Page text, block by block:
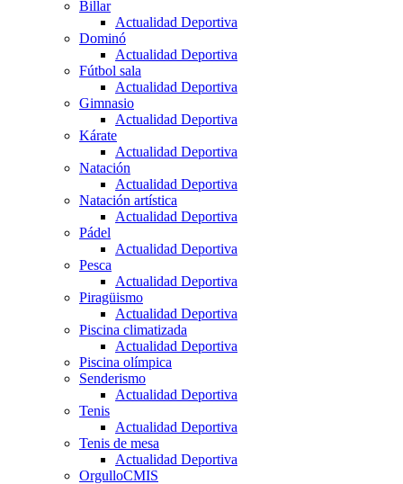
Billar
Actualidad Deportiva
Dominó
Actualidad Deportiva
Fútbol sala
Actualidad Deportiva
Gimnasio
Actualidad Deportiva
Kárate
Actualidad Deportiva
Natación
Actualidad Deportiva
Natación artística
Actualidad Deportiva
Pádel
Actualidad Deportiva
Pesca
Actualidad Deportiva
Piragüismo
Actualidad Deportiva
Piscina climatizada
Actualidad Deportiva
Piscina olímpica
Senderismo
Actualidad Deportiva
Tenis
Actualidad Deportiva
Tenis de mesa
Actualidad Deportiva
OrgulloCMIS